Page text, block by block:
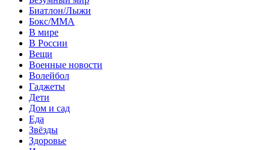
Биатлон/Лыжи
Бокс/MMA
В мире
В России
Вещи
Военные новости
Волейбол
Гаджеты
Дети
Дом и сад
Еда
Звёзды
Здоровье